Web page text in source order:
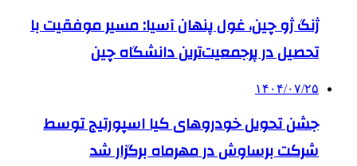
ژنگ ژو چین، غول پنهان آسیا: مسیر موفقیت با
تحصیل در پرجمعیت‌ترین دانشگاه چین
۱۴۰۴/۰۷/۲۵
جشن تحویل خودروهای کیا اسپورتیج توسط
شرکت برساوش در مهرماه برگزار شد